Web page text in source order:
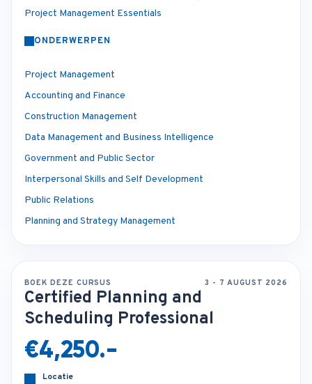
Project Management Essentials
ONDERWERPEN
Project Management
Accounting and Finance
Construction Management
Data Management and Business Intelligence
Government and Public Sector
Interpersonal Skills and Self Development
Public Relations
Planning and Strategy Management
BOEK DEZE CURSUS 3 - 7 AUGUST 2026
Certified Planning and
Scheduling Professional
€4,250.-
Locatie